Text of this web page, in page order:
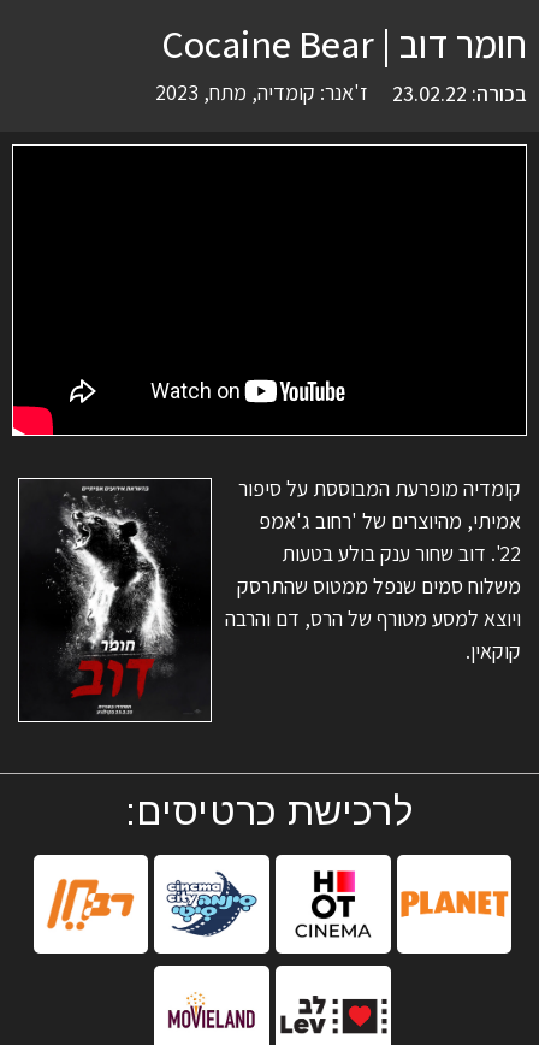
חומר דוב | Cocaine Bear
בכורה: 23.02.22 ז'אנר: קומדיה, מתח,
2023
קומדיה מופרעת המבוססת על סיפור
אמיתי, מהיוצרים של 'רחוב ג'אמפ
22'. דוב שחור ענק בולע בטעות
משלוח סמים שנפל ממטוס שהתרסק
ויוצא למסע מטורף של הרס, דם והרבה
קוקאין.
לרכישת כרטיסים: